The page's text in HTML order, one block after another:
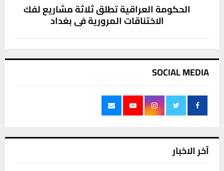
الحكومة العراقية تطلق ثلاثة مشاريع لفك
الاختناقات المرورية في بغداد
SOCIAL MEDIA
آخر الاخبار